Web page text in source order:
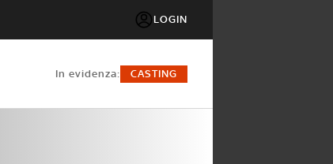
LOGIN
in evidenza: CASTING